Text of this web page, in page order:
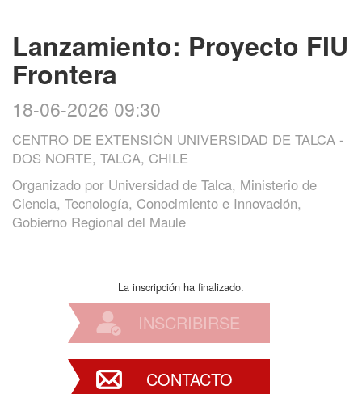
Lanzamiento: Proyecto FIU
Frontera
18-06-2026 09:30
CENTRO DE EXTENSIÓN UNIVERSIDAD DE TALCA -
DOS NORTE, TALCA, CHILE
Organizado por Universidad de Talca, Ministerio de
Ciencia, Tecnología, Conocimiento e Innovación,
Gobierno Regional del Maule
La inscripción ha finalizado.
INSCRIBIRSE
CONTACTO